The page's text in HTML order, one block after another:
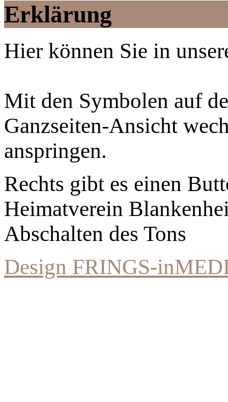
Erklärung
Hier können Sie in
Mit den Symbolen auf
Ganzseiten-Ansicht
anspringen.
Rechts gibt es einen
Heimatverein
Abschalten des Tons
Design FRINGS-